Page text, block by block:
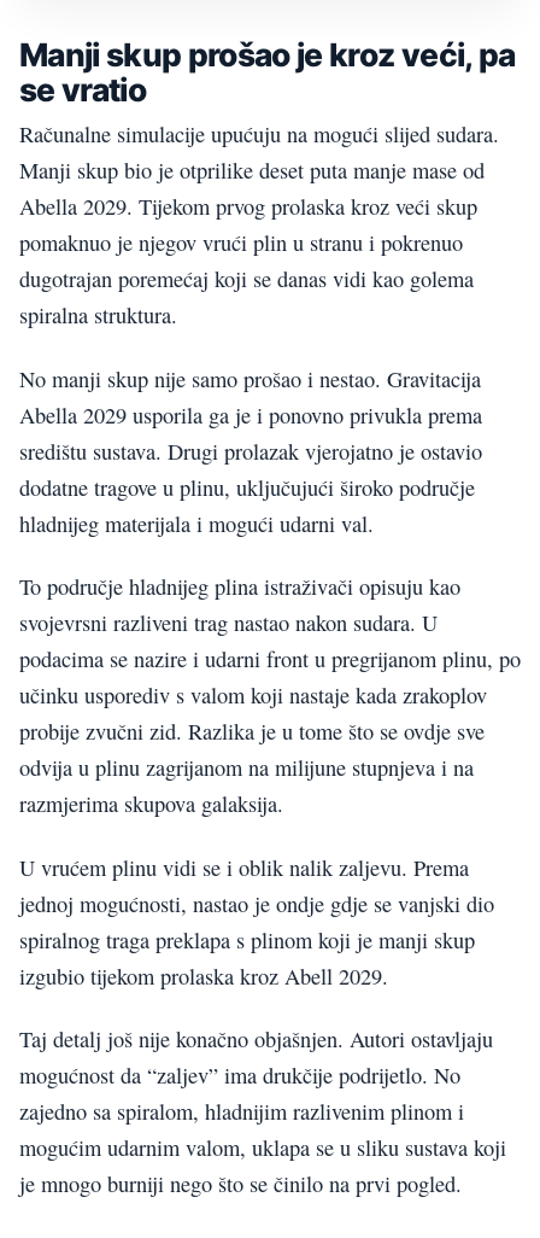
Manji skup prošao je kroz veći, pa
se vratio
Računalne simulacije upućuju na mogući slijed sudara.
Manji skup bio je otprilike deset puta manje mase od
Abella 2029. Tijekom prvog prolaska kroz veći skup
pomaknuo je njegov vrući plin u stranu i pokrenuo
dugotrajan poremećaj koji se danas vidi kao golema
spiralna struktura.
No manji skup nije samo prošao i nestao. Gravitacija
Abella 2029 usporila ga je i ponovno privukla prema
središtu sustava. Drugi prolazak vjerojatno je ostavio
dodatne tragove u plinu, uključujući široko područje
hladnijeg materijala i mogući udarni val.
To područje hladnijeg plina istraživači opisuju kao
svojevrsni razliveni trag nastao nakon sudara. U
podacima se nazire i udarni front u pregrijanom plinu, po
učinku usporediv s valom koji nastaje kada zrakoplov
probije zvučni zid. Razlika je u tome što se ovdje sve
odvija u plinu zagrijanom na milijune stupnjeva i na
razmjerima skupova galaksija.
U vrućem plinu vidi se i oblik nalik zaljevu. Prema
jednoj mogućnosti, nastao je ondje gdje se vanjski dio
spiralnog traga preklapa s plinom koji je manji skup
izgubio tijekom prolaska kroz Abell 2029.
Taj detalj još nije konačno objašnjen. Autori ostavljaju
mogućnost da “zaljev” ima drukčije podrijetlo. No
zajedno sa spiralom, hladnijim razlivenim plinom i
mogućim udarnim valom, uklapa se u sliku sustava koji
je mnogo burniji nego što se činilo na prvi pogled.